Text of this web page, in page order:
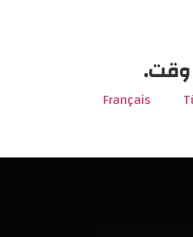
وقت.
Français